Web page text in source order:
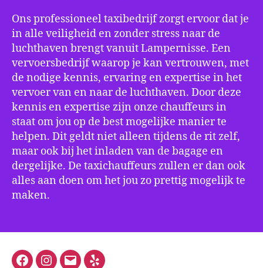
Ons professioneel taxibedrijf zorgt ervoor dat je
in alle veiligheid en zonder stress naar de
luchthaven brengt vanuit Lampernisse. Een
vervoersbedrijf waarop je kan vertrouwen, met
de nodige kennis, ervaring en expertise in het
vervoer van en naar de luchthaven. Door deze
kennis en expertise zijn onze chauffeurs in
staat om jou op de best mogelijke manier te
helpen. Dit geldt niet alleen tijdens de rit zelf,
maar ook bij het inladen van de bagage en
dergelijke. De taxichauffeurs zullen er dan ook
alles aan doen om het jou zo prettig mogelijk te
maken.